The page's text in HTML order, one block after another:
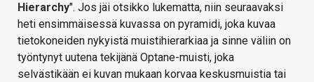
Hierarchy". Jos jäi otsikko lukematta, niin seuraavaksi
heti ensimmäisessä kuvassa on pyramidi, joka kuvaa
tietokoneiden nykyistä muistihierarkiaa ja sinne väliin on
työntynyt uutena tekijänä Optane-muisti, joka
selvästikään ei kuvan mukaan korvaa keskusmuistia tai